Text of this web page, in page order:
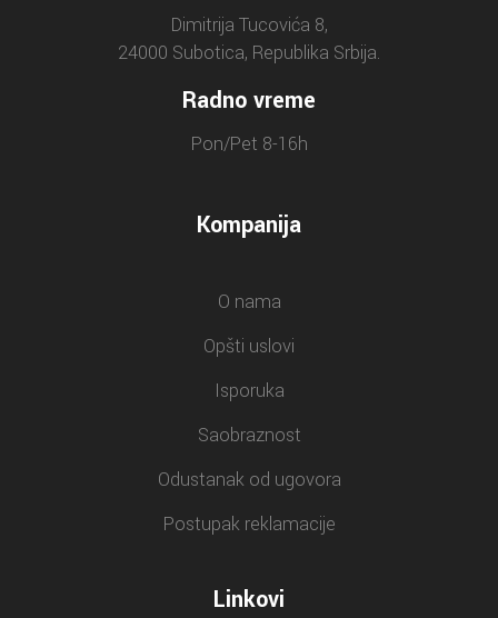
Dimitrija Tucovića 8,
24000 Subotica, Republika Srbija.
Radno vreme
Pon/Pet 8-16h
Kompanija
O nama
Opšti uslovi
Isporuka
Saobraznost
Odustanak od ugovora
Postupak reklamacije
Linkovi